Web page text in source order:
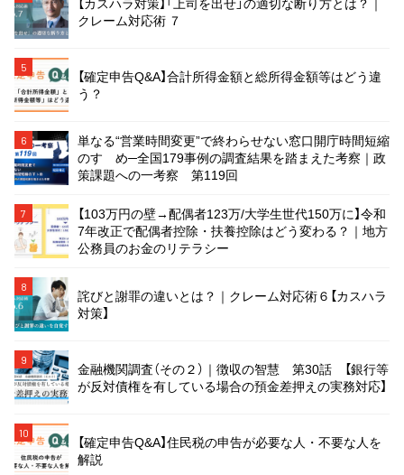
クレーム対応術 ７
5
【確定申告Q&A】合計所得金額と総所得金額等はどう違
う？
6
単なる“営業時間変更”で終わらせない窓口開庁時間短縮
のすゝめ─全国179事例の調査結果を踏まえた考察｜政
策課題への一考察 第119回
7
【103万円の壁→配偶者123万/大学生世代150万に】令和
7年改正で配偶者控除・扶養控除はどう変わる？｜地方
公務員のお金のリテラシー
8
詫びと謝罪の違いとは？｜クレーム対応術６【カスハラ
対策】
9
金融機関調査（その２）｜徴収の智慧 第30話 【銀行等
が反対債権を有している場合の預金差押えの実務対応】
10
【確定申告Q&A】住民税の申告が必要な人・不要な人を
解説